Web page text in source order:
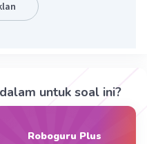
untuk soal ini?
Roboguru Plus